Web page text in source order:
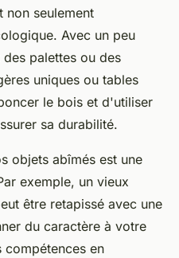
non seulement
Avec un peu
palettes ou des
uniques ou tables
le bois et d'utiliser
sa durabilité.
objets abîmés est une
exemple, un vieux
être retapissé avec une
du caractère à votre
compétences en